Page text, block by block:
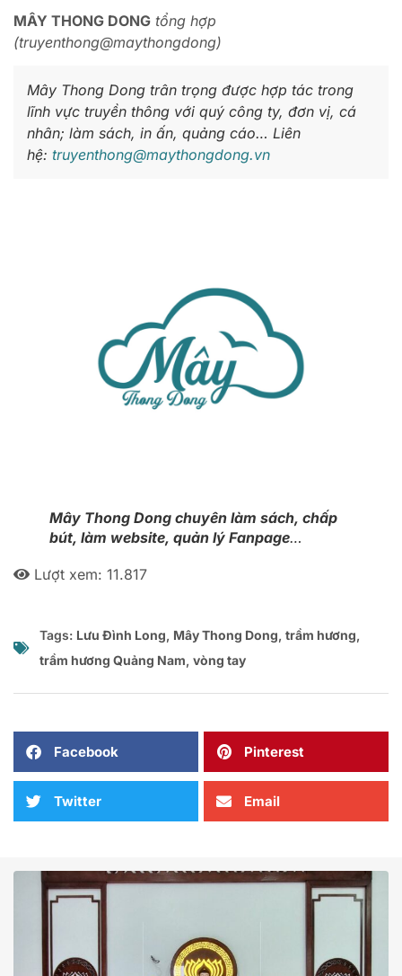
MÂY THONG DONG tổng hợp
(truyenthong@maythongdong)
Mây Thong Dong trân trọng được hợp tác trong
lĩnh vực truyền thông với quý công ty, đơn vị, cá
nhân; làm sách, in ấn, quảng cáo… Liên
hệ: truyenthong@maythongdong.vn
Mây Thong Dong chuyên làm sách, chấp
bút, làm website, quản lý Fanpage…
Lượt xem: 11.817
Tags: Lưu Đình Long, Mây Thong Dong, trầm hương,
trầm hương Quảng Nam, vòng tay
Facebook Pinterest
Twitter Email